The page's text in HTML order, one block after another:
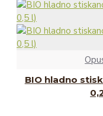
Kava
Vložnine
Žitni izdelki in
BIO hladno